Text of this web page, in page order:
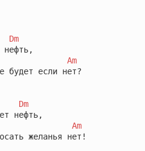
Dm
нефть,
Am
будет если нет?
Dm
нефть,
Am
желанья нет!